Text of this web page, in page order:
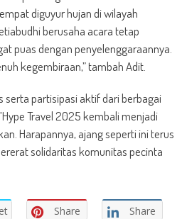
diguyur hujan di wilayah
berusaha acara tetap
puas dengan penyelenggaraannya.
kegembiraan,” tambah Adit.
serta partisipasi aktif dari berbagai
Travel 2025 kembali menjadi
Harapannya, ajang seperti ini terus
solidaritas komunitas pecinta
Share Share